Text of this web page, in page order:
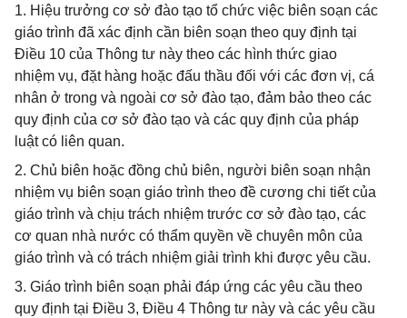
1. Hiệu trưởng cơ sở đào tạo tổ chức việc biên soạn các
giáo trình đã xác định cần biên soạn theo quy định tại
Điều 10 của Thông tư này theo các hình thức giao
nhiệm vụ, đặt hàng hoặc đấu thầu đối với các đơn vị, cá
nhân ở trong và ngoài cơ sở đào tạo, đảm bảo theo các
quy định của cơ sở đào tạo và các quy định của pháp
luật có liên quan.
2. Chủ biên hoặc đồng chủ biên, người biên soạn nhận
nhiệm vụ biên soạn giáo trình theo đề cương chi tiết của
giáo trình và chịu trách nhiệm trước cơ sở đào tạo, các
cơ quan nhà nước có thẩm quyền về chuyên môn của
giáo trình và có trách nhiệm giải trình khi được yêu cầu.
3. Giáo trình biên soạn phải đáp ứng các yêu cầu theo
quy định tại Điều 3, Điều 4 Thông tư này và các yêu cầu